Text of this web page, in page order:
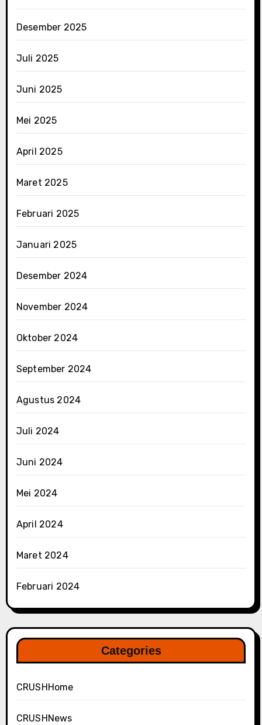
Desember 2025
Juli 2025
Juni 2025
Mei 2025
April 2025
Maret 2025
Februari 2025
Januari 2025
Desember 2024
November 2024
Oktober 2024
September 2024
Agustus 2024
Juli 2024
Juni 2024
Mei 2024
April 2024
Maret 2024
Februari 2024
Categories
CRUSHHome
CRUSHNews